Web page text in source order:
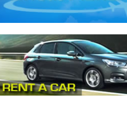
Comida Nacional - Criolla
Comida Rápida, Fast Food(38)
Comida Suiza(1)
Comida Tailandesa(1)
Comida Vegana(3)
Comida Vegetariana(8)